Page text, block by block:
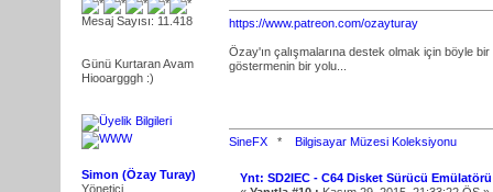
Mesaj Sayısı: 11.418
Günü Kurtaran Avam
Hiooargggh :)
https://www.patreon.com/ozayturay
Özay'ın çalışmalarına destek olmak için böyle
göstermenin bir yolu...
SineFX * Bilgisayar Müzesi Koleksiyonu
Simon (Özay Turay)
Yönetici
Ynt: SD2IEC - C64 Disket Sürücü Emülatörü